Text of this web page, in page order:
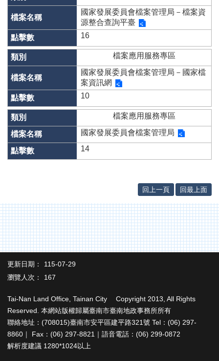
地
籍
未
辦
繼
承
實
價
登
錄
網
站
臺
南
市
政
府
地
政
府
資
訊
公
國家發展委員會檔案管理局－檔案資
源整合查詢平臺
16
檔案應用服務專區
國家發展委員會檔案管理局－國家檔
案資訊網
10
檔案應用服務專區
國家發展委員會檔案管理局
14
回上一頁 回最上面
更新日期：
115-07-29
瀏覽人次：
167
Tai-Nan Land Office, Tainan City Copyright 2013, All Rights
Reserved. 本網站版權歸屬臺南市臺南地政事務所所有
聯絡地址：(708015)臺南市安平區建平路321號 Tel：(06) 297-
8860｜ Fax：(06) 297-8821｜語音電話：(06) 299-0872
解析度建議 1280*1024以上